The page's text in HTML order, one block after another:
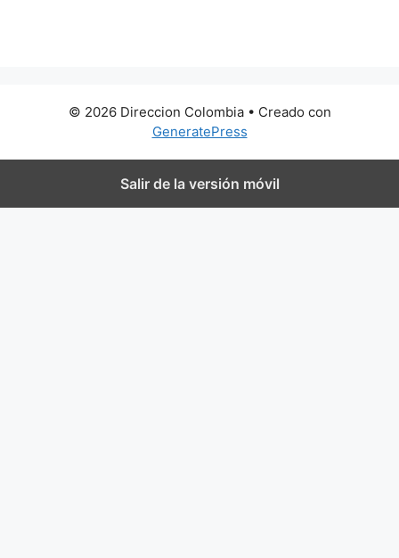
© 2026 Direccion Colombia• Creado con
GeneratePress
Salir de la versión móvil